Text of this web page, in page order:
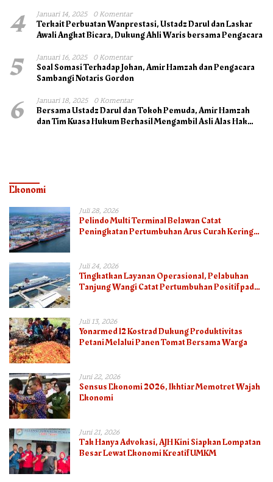
4 Januari 14, 2025 0 Komentar
Terkait Perbuatan Wanprestasi, Ustadz Darul dan Laskar
Awali Angkat Bicara, Dukung Ahli Waris bersama Pengacara
5 Januari 16, 2025 0 Komentar
Soal Somasi Terhadap Johan, Amir Hamzah dan Pengacara
Sambangi Notaris Gordon
6 Januari 18, 2025 0 Komentar
Bersama Ustadz Darul dan Tokoh Pemuda, Amir Hamzah
dan Tim Kuasa Hukum Berhasil Mengambil Asli Alas Hak
Ekonomi
Juli 28, 2026
Pelindo Multi Terminal Belawan Catat
Peningkatan Pertumbuhan Arus Curah Kering
Juli 24, 2026
Tingkatkan Layanan Operasional, Pelabuhan
Tanjung Wangi Catat Pertumbuhan Positif pada
Juli 13, 2026
Yonarmed 12 Kostrad Dukung Produktivitas
Petani Melalui Panen Tomat Bersama Warga
Juni 22, 2026
Sensus Ekonomi 2026, Ikhtiar Memotret Wajah
Ekonomi
Juni 21, 2026
Tak Hanya Advokasi, AJH Kini Siapkan Lompatan
Besar Lewat Ekonomi Kreatif UMKM